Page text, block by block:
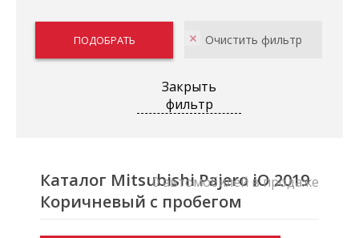
Закрыть
фильтр
Каталог Mitsubishi Pajero iO 2019
Коричневый с пробегом
0 автомобилей в продаже